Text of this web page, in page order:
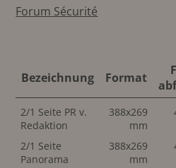
Forum Sécurité
Bezeichnung Format
2/1 Seite PR v.
Redaktion
388x269
mm
2/1 Seite
Panorama
388x269
mm